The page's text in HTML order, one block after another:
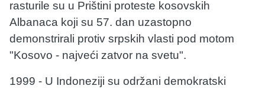
rasturile su u Prištini proteste kosovskih
Albanaca koji su 57. dan uzastopno
demonstrirali protiv srpskih vlasti pod motom
"Kosovo - najveći zatvor na svetu".
1999 - U Indoneziji su održani demokratski